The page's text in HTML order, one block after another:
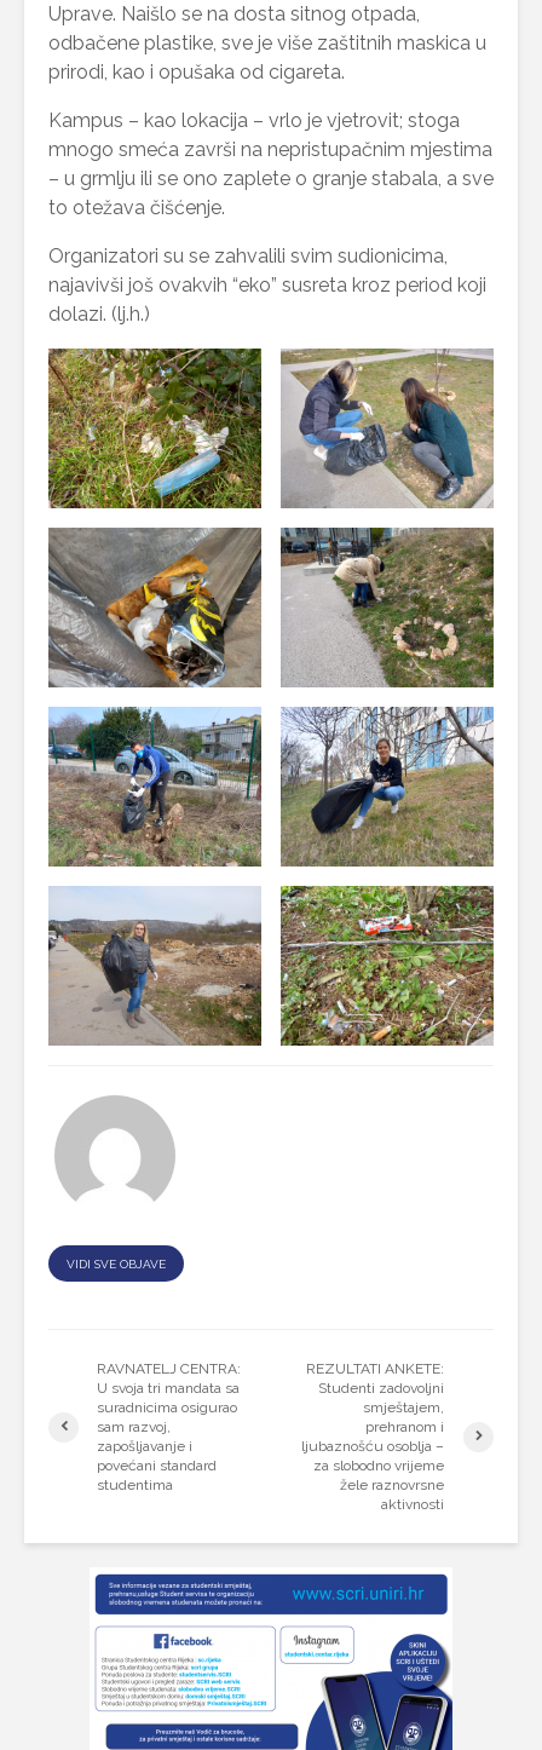
Uprave. Naišlo se na dosta sitnog otpada,
odbačene plastike, sve je više zaštitnih maskica u
prirodi, kao i opušaka od cigareta.
Kampus – kao lokacija – vrlo je vjetrovit; stoga
mnogo smeća završi na nepristupačnim mjestima
– u grmlju ili se ono zaplete o granje stabala, a sve
to otežava čišćenje.
Organizatori su se zahvalili svim sudionicima,
najavivši još ovakvih “eko” susreta kroz period koji
dolazi. (lj.h.)
VIDI SVE OBJAVE
RAVNATELJ CENTRA:
U svoja tri mandata sa
suradnicima osigurao
sam razvoj,
zapošljavanje i
povećani standard
studentima
REZULTATI ANKETE:
Studenti zadovoljni
smještajem,
prehranom i
ljubaznošću osoblja –
za slobodno vrijeme
žele raznovrsne
aktivnosti